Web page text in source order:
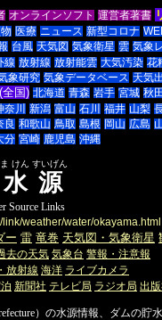
オンラインソフト 運営者著書
医療 ニュース 新型コロナ
台風 天気図 気象衛星 雲 気象
線 放射線 放射能雲 大気汚染 花
象研究 気象データベース 天気
全国) 北海道 青森 岩手 宮城 秋田
奈川 新潟 富山 石川 福井 山梨
良 和歌山 鳥取 島根 岡山 広島
分 宮崎 鹿児島 沖縄
源
ん すいげん
Source Links
weather/water/okayama.html
ー 雷 竜巻 天気図・気象衛星
去の天気 気象台 警報・注意報
放射線 海洋 ライブカメラ
新聞社 テレビ局 ラジオ局 出
）の水源情報、ダムの